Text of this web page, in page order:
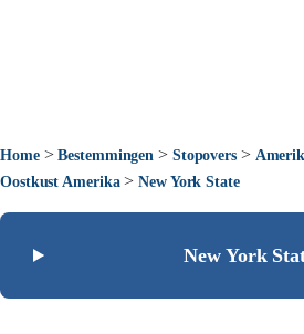
Home>Bestemmingen > Stopovers>
Oostkust Amerika>New York State
New York